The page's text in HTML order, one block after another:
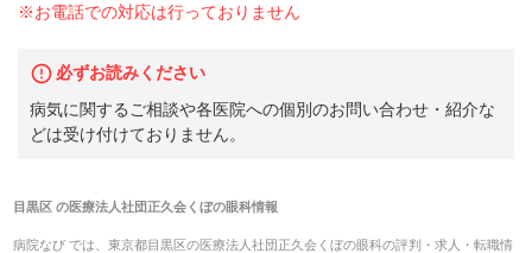
※お電話での対応は行っておりません
必ずお読みください
病気に関するご相談や各医院への個別のお問い合わせ・紹介な
どは受け付けておりません。
目黒区の医療法人社団正久会くぼの眼科情報
病院なび では、 東京都目黒区の医療法人社団正久会くぼの眼科の評判・求人・転職情